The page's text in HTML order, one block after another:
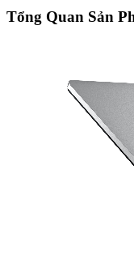
Tổng Quan Sản